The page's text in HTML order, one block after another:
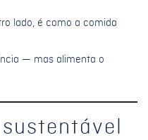
lado, é como a comida
— mas alimenta o